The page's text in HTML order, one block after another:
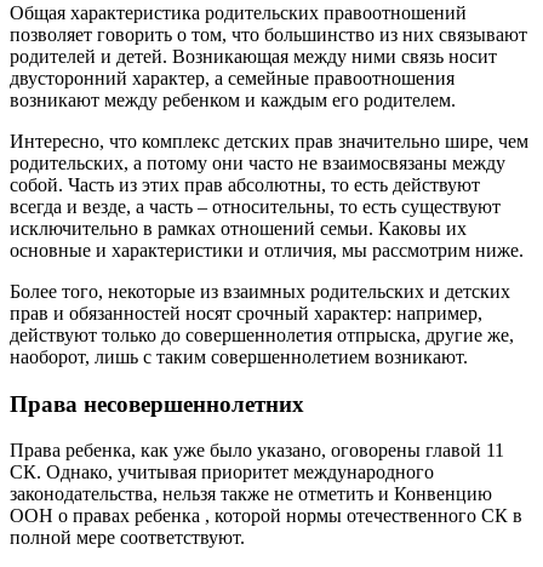
Общая характеристика родительских правоотношений
позволяет говорить о том, что большинство из них связывают
родителей и детей. Возникающая между ними связь носит
двусторонний характер, а семейные правоотношения
возникают между ребенком и каждым его родителем.
Интересно, что комплекс детских прав значительно шире, чем
родительских, а потому они часто не взаимосвязаны между
собой. Часть из этих прав абсолютны, то есть действуют
всегда и везде, а часть – относительны, то есть существуют
исключительно в рамках отношений семьи. Каковы их
основные и характеристики и отличия, мы рассмотрим ниже.
Более того, некоторые из взаимных родительских и детских
прав и обязанностей носят срочный характер: например,
действуют только до совершеннолетия отпрыска, другие же,
наоборот, лишь с таким совершеннолетием возникают.
Права несовершеннолетних
Права ребенка, как уже было указано, оговорены главой 11
СК. Однако, учитывая приоритет международного
законодательства, нельзя также не отметить и Конвенцию
ООН о правах ребенка , которой нормы отечественного СК в
полной мере соответствуют.